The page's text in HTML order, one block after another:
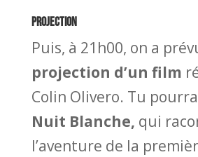
PROJECTION
Puis, à 21h00, on a
projection d’un film
Colin Olivero. Tu
Nuit Blanche, qui
l’aventure de la